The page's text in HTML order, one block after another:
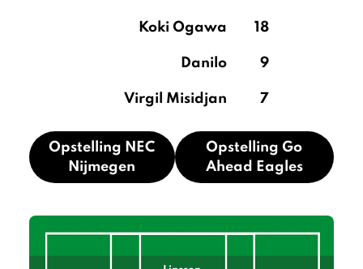
Koki Ogawa 18
Danilo 9
Virgil Misidjan 7
Opstelling NEC
Nijmegen
Opstelling Go
Ahead Eagles